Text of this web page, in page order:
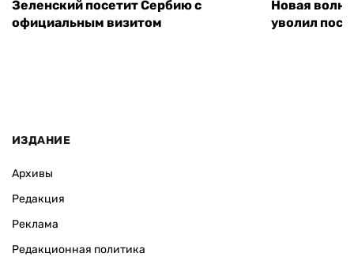
Зеленский посетит Сербию с
официальным визитом
Новая
уволил
ИЗДАНИЕ
Архивы
Редакция
Реклама
Редакционная политика